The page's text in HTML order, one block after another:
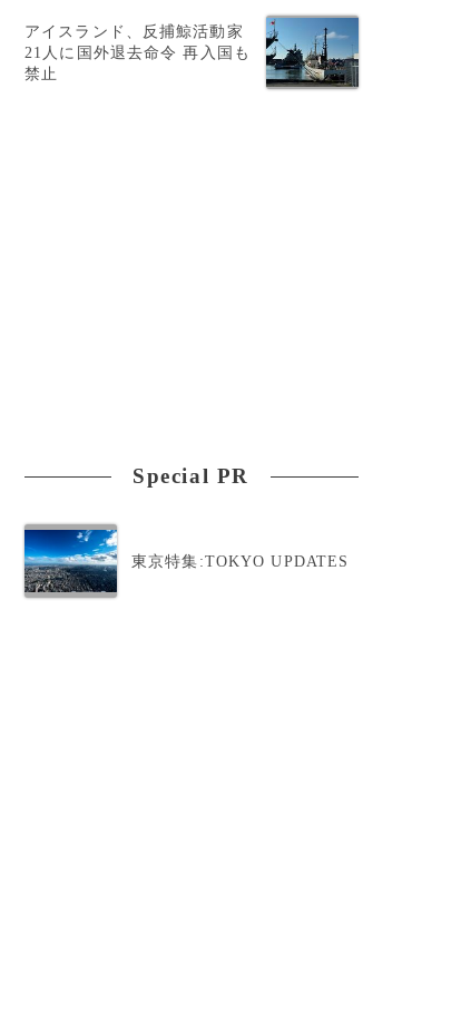
アイスランド、反捕鯨活動家
21人に国外退去命令 再入国も
禁止
Special PR
東京特集:TOKYO UPDATES